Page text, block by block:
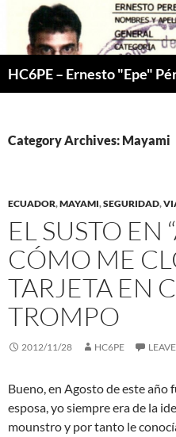
content
HC6PE – Ernesto "Epe"
Category Archives: Mayami
ECUADOR,MAYAMI,SEGURIDAD,
EL SUSTO EN
CÓMO ME
TARJETA EN
TROMPO
2012/11/28 HC6PE
Bueno, en Agosto de este año
esposa, yo siempre era de la
mounstro y por tanto le